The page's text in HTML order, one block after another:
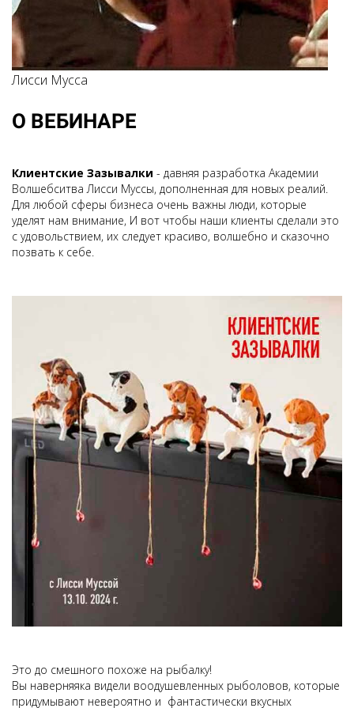
Лисси Мусса
О ВЕБИНАРЕ
Клиентские Зазывалки - давняя разработка Академии
Волшебситва Лисси Муссы, дополненная для новых реалий.
Для любой сферы бизнеса очень важны люди, которые
уделят нам внимание, И вот чтобы наши клиенты сделали это
с удовольствием, их следует красиво, волшебно и сказочно
позвать к себе.
Это до смешного похоже на рыбалку!
Вы наверняяка видели воодушевленных рыболовов, которые
придумывают невероятно и фантастически вкусных